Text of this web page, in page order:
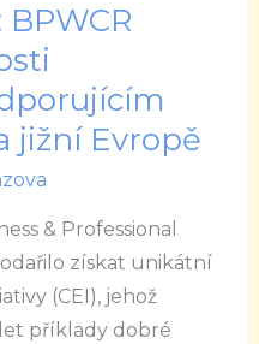
jižní Evropě
& Professional
získat unikátní
(CEI), jehož
příklady dobré